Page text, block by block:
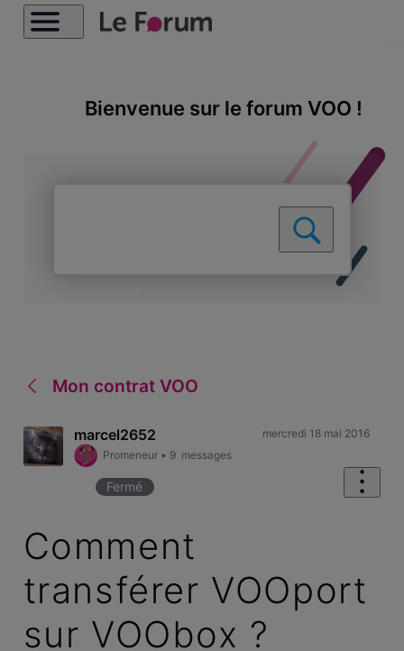
Bienvenue sur le forum VOO !
Mon contrat VOO
marcel2652
Promeneur • 9 messages
mercredi 18 mai 2016
Fermé
Comment
transférer VOOport
sur VOObox ?